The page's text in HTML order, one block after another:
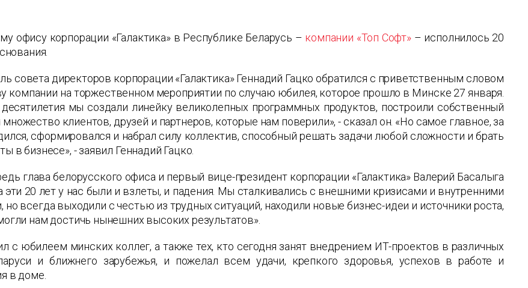
офису корпорации «Галактика» в Республике Беларусь – компании «Топ Софт»– исполнилось 20
совета директоров корпорации «Галактика» Геннадий Гацко обратился с приветственным словом
компании на торжественном мероприятии по случаю юбилея, которое прошло в Минске 27 января.
мы создали линейку великолепных программных продуктов, построили собственный
клиентов, друзей и партнеров, которые нам поверили», - сказал он. «Но самое главное, за
сформировался и набрал силу коллектив, способный решать задачи любой сложности и брать
в бизнесе», - заявил Геннадий Гацко.
глава белорусского офиса и первый вице-президент корпорации «Галактика» Валерий Басалыга
эти 20 лет у нас были и взлеты, и падения. Мы сталкивались с внешними кризисами и внутренними
но всегда выходили с честью из трудных ситуаций, находили новые бизнес-идеи и источники роста,
нам достичь нынешних высоких результатов».
с юбилеем минских коллег, а также тех, кто сегодня занят внедрением ИТ-проектов в различных
и ближнего зарубежья, и пожелал всем удачи, крепкого здоровья, успехов в работе и
в доме.